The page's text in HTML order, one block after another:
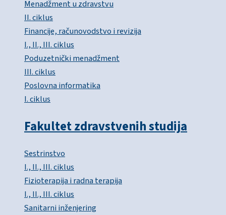
Menadžment u zdravstvu
II. ciklus
Financije, računovodstvo i revizija
I., II., III. ciklus
Poduzetnički menadžment
III. ciklus
Poslovna informatika
I. ciklus
Fakultet zdravstvenih studija
Sestrinstvo
I., II., III. ciklus
Fizioterapija i radna terapija
I., II., III. ciklus
Sanitarni inženjering